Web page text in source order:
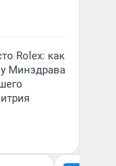
Rolex: как
Минздрава